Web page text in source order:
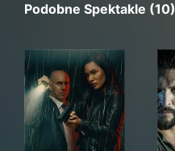
Podobne Spektakle (10)